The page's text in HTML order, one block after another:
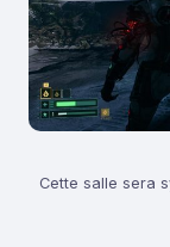
Cette salle sera